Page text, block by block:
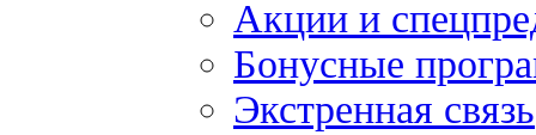
Акции и
Бонусные
Экстренная связь